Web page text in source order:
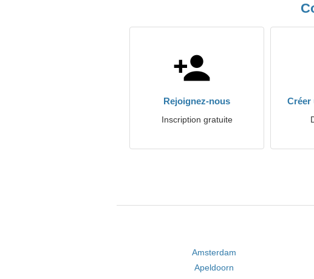
Rejoignez-nous
Inscription gratuite
Créer
Amsterdam
Apeldoorn